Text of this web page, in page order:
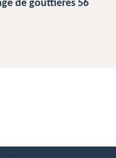
et pose de gouttière